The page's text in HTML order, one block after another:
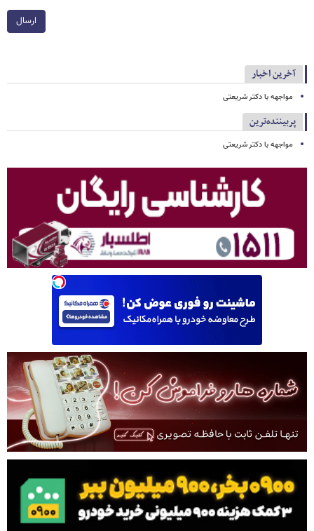
ارسال
آخرین اخبار
مواجهه با دکتر شریعتی
پربیننده‌ترین
مواجهه با دکتر شریعتی